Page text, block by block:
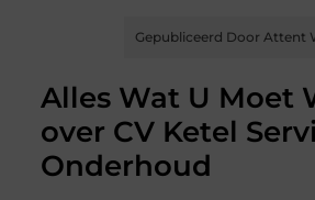
Gepubliceerd Door Attent
Alles Wat U Moet
over CV Ketel
Onderhoud